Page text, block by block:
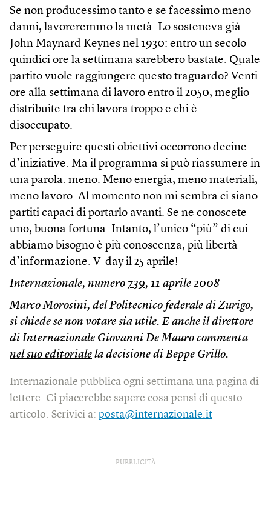
Se non producessimo tanto e se facessimo meno
danni, lavoreremmo la metà. Lo sosteneva già
John Maynard Keynes nel 1930: entro un secolo
quindici ore la settimana sarebbero bastate. Quale
partito vuole raggiungere questo traguardo? Venti
ore alla settimana di lavoro entro il 2050, meglio
distribuite tra chi lavora troppo e chi è
disoccupato.
Per perseguire questi obiettivi occorrono decine
d’iniziative. Ma il programma si può riassumere in
una parola: meno. Meno energia, meno materiali,
meno lavoro. Al momento non mi sembra ci siano
partiti capaci di portarlo avanti. Se ne conoscete
uno, buona fortuna. Intanto, l’unico “più” di cui
abbiamo bisogno è più conoscenza, più libertà
d’informazione. V-day il 25 aprile!
Internazionale, numero 739, 11 aprile 2008
Marco Morosini, del Politecnico federale di Zurigo,
si chiede se non votare sia utile. E anche il direttore
di Internazionale Giovanni De Mauro commenta
nel suo editoriale la decisione di Beppe Grillo.
Internazionale pubblica ogni settimana una pagina di
lettere. Ci piacerebbe sapere cosa pensi di questo
articolo. Scrivici a: posta@internazionale.it
PUBBLICITÀ